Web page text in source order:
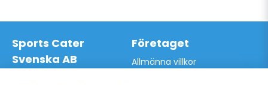
Sports Cater
Svenska AB
Företaget
Allmänna villkor